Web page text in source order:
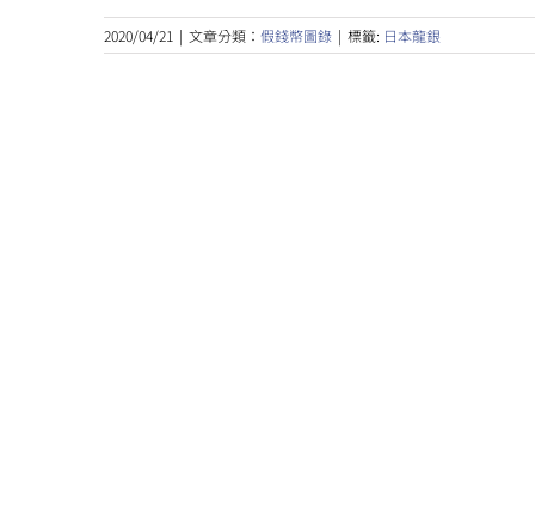
2020/04/21 | 文章分類： 假錢幣圖錄 | 標籤: 日本龍銀